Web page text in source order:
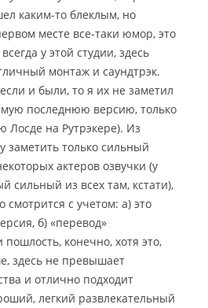
каким-то блеклым, но
месте все-таки юмор, это
у этой студии, здесь
монтаж и саундтрэк.
и были, то я их не заметил
последнюю версию, только
Лосде на Рутрэкере). Из
заметить только сильный
актеров озвучки (у
из всех там, кстати),
смотрится с учетом: а) это
б) «перевод»
конечно, хотя это,
здесь не превышает
и отлично подходит
легкий развлекательный